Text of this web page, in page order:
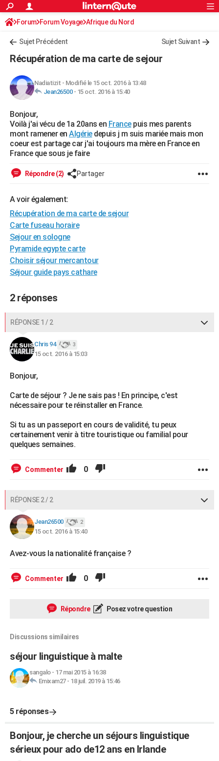
ACTUALITÉS
Politique
Société
Faits Divers
Education
Monde
Villes
+
Retraite
Impôts
Epargne
Immobilier
Risques naturels par ville
Banque
Assurance
Crédit
AUTO
HIGH-TECH
Mobiles
Meilleur smartphone
Internet
Ordinateurs
Jeux vidéo
Guide high-tech
BRICOLAGE
Forum
Aménagement intérieur
Extérieur
Cuisine
Salle de bains
Jardinage
Rangement
WEEK-END
Guides de France
Escapades
Patrimoine
Expositions
Musées
Week-end nature
LIFESTYLE
Alimentation
Guide de la santé
Maladies
Médicaments
Sommeil
VOYAGE
Destinations
City break
Voyage nature
Voyage de noces
Forum
Climat
+PHOTO
GUIDES D'ACHAT
BONS PLANS
COPAINS D'AVANT
Bricolage
Lifestyle
Culture
Sport
Auto
Television
Voyage
Cinema
S'inscrire
Connexion
Forum Forum Voyage Afrique du Nord
Sujet Précédent Sujet Suivant
Récupération de ma carte de sejour
Nadiatizit - Modifié le 15 oct. 2016 à 13:48
Jean26500- 15 oct. 2016 à 15:40
Bonjour,
Voilà j'ai vécu de 1a 20ans en Francepuis mes parents
mont ramener en Algériedepuis j m suis mariée mais mon
coeur est partage car j'ai toujours ma mère en France en
France que sous je faire
Répondre (2) Partager
A voir également:
Récupération de ma carte de sejour
Carte fuseau horaire
Sejour en sologne
Pyramide egypte carte
Choisir séjour mercantour
Séjour guide pays cathare
2 réponses
RÉPONSE 1 / 2
Chris 94 3
15 oct. 2016 à 15:03
Bonjour,
Carte de séjour ? Je ne sais pas ! En principe, c'est
nécessaire pour te réinstaller en France.
Si tu as un passeport en cours de validité, tu peux
certainement venir à titre touristique ou familial pour
quelques semaines.
Commenter 0
RÉPONSE 2 / 2
Jean26500 2
15 oct. 2016 à 15:40
Avez-vous la nationalité française ?
Commenter 0
Répondre Posez votre question
Discussions similaires
séjour linguistique à malte
sangalo- 17 mai 2015 à 16:38
Emixam27- 18 juil. 2019 à 15:46
5 réponses
Bonjour, je cherche un séjours linguistique
sérieux pour ado de12 ans en Irlande